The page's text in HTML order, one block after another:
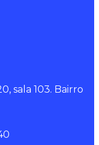
sala 103. Bairro